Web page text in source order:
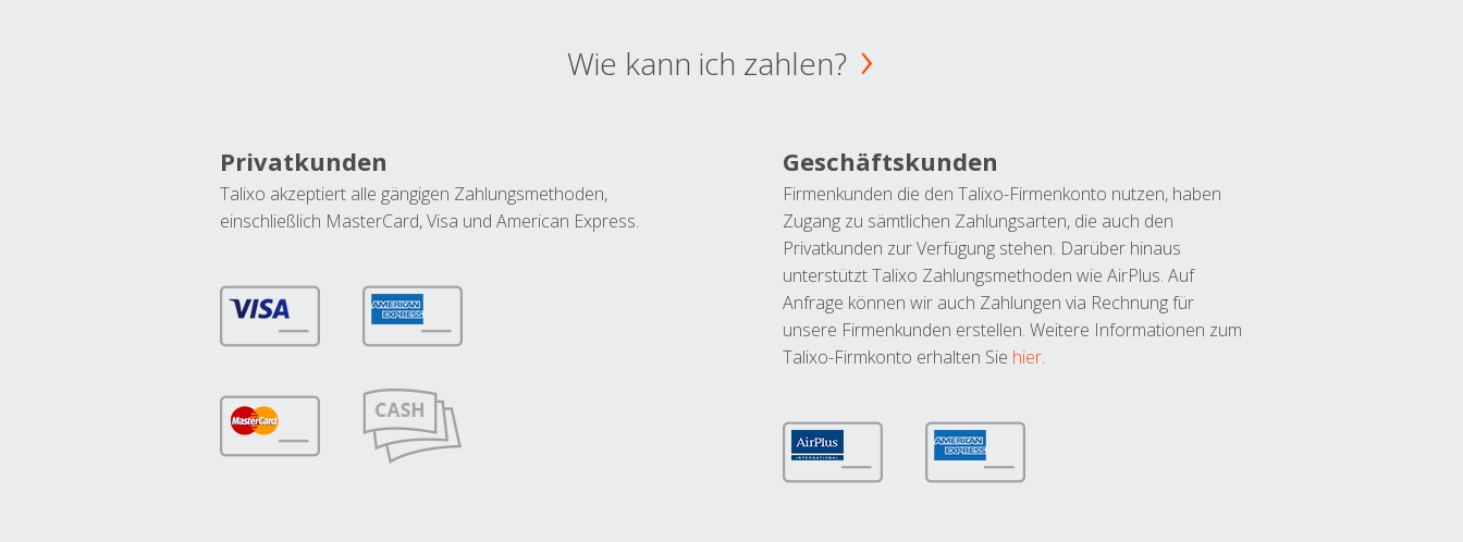
Wie kann ich zahlen?
Privatkunden
Talixo akzeptiert alle gängigen Zahlungsmethoden,
einschließlich MasterCard, Visa und American Express.
Geschäftskunden
Firmenkunden die den Talixo-Firmenkonto nutzen, haben
Zugang zu sämtlichen Zahlungsarten, die auch den
Privatkunden zur Verfügung stehen. Darüber hinaus
unterstützt Talixo Zahlungsmethoden wie AirPlus. Auf
Anfrage können wir auch Zahlungen via Rechnung für
unsere Firmenkunden erstellen. Weitere Informationen zum
Talixo-Firmkonto erhalten Sie hier.